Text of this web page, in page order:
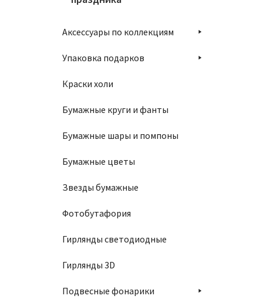
Аксессуары по коллекциям
Упаковка подарков
Краски холи
Бумажные круги и фанты
Бумажные шары и помпоны
Бумажные цветы
Звезды бумажные
Фотобутафория
Гирлянды светодиодные
Гирлянды 3D
Подвесные фонарики